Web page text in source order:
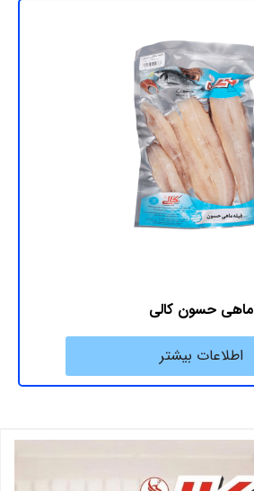
ماهی حسون کالی
اطلاعات بیشتر